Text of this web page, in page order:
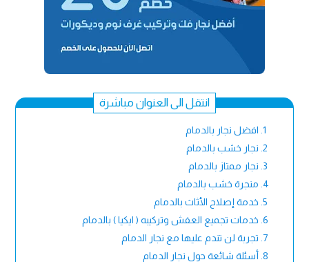
انتقل الى العنوان مباشرة
افضل نجار بالدمام
نجار خشب بالدمام
نجار ممتاز بالدمام
منجرة خشب بالدمام
خدمة إصلاح الأثاث بالدمام
خدمات تجميع العفش وتركيبه ( ايكيا ) بالدمام
تجربة لن تندم عليها مع نجار الدمام
أسئلة شائعة حول نجار الدمام